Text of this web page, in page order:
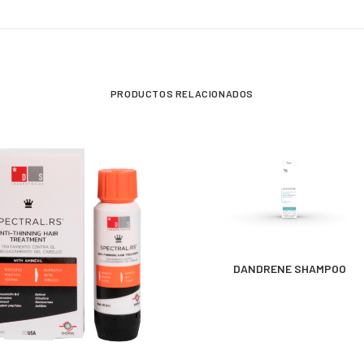
PRODUCTOS RELACIONADOS
MÁS INFORMACIÓN
DANDRENE SHAMPOO